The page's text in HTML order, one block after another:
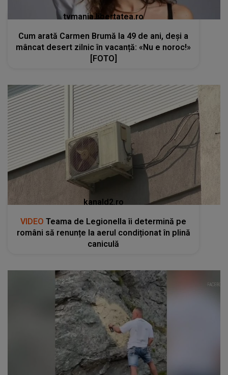
tvmania.libertatea.ro
Cum arată Carmen Brumă la 49 de ani, deși a
mâncat desert zilnic în vacanță: «Nu e noroc!»
[FOTO]
kanald2.ro
VIDEO Teama de Legionella îi determină pe
români să renunțe la aerul condiționat în plină
caniculă